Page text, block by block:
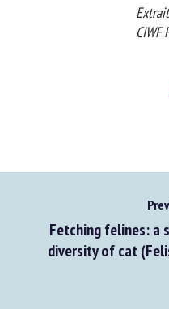
CIWF
Fetching felines: a
diversity of cat
En soumettant ce
informations saisies soient
Les champs suivis de * sont